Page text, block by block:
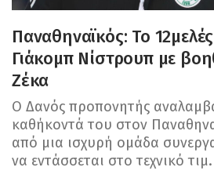
Παναθηναϊκός: Το 12μελές
Γιάκομπ Νίστρουπ με
Ζέκα
Ο Δανός προπονητής
καθήκοντά του στον
από μια ισχυρή ομάδα
να εντάσσεται στο τεχνικό τιμ.